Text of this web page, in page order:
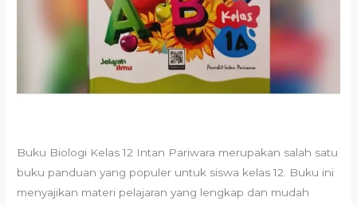
Buku Biologi Kelas 12 Intan Pariwara merupakan salah satu
buku panduan yang populer untuk siswa kelas 12. Buku ini
menyajikan materi pelajaran yang lengkap dan mudah